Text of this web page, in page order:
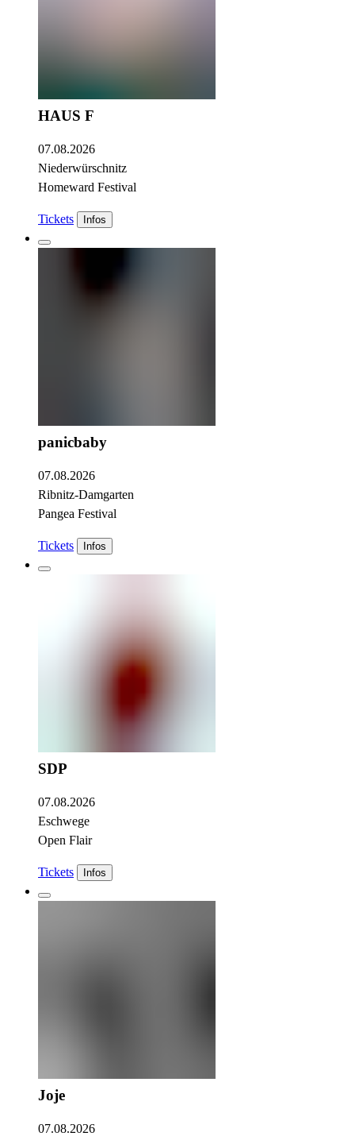
HAUS F
07.08.2026
Niederwürschnitz
Homeward Festival
Tickets Infos
panicbaby
07.08.2026
Ribnitz-Damgarten
Pangea Festival
Tickets Infos
SDP
07.08.2026
Eschwege
Open Flair
Tickets Infos
Joje
07.08.2026